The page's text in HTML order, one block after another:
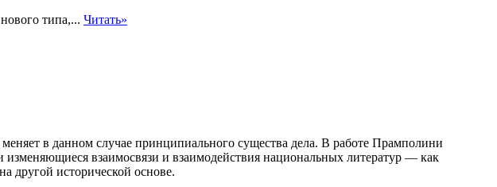
типа,... Читать»
в данном случае принципиального существа дела. В работе Прамполини
взаимосвязи и взаимодействия национальных литератур — как
другой исторической основе.